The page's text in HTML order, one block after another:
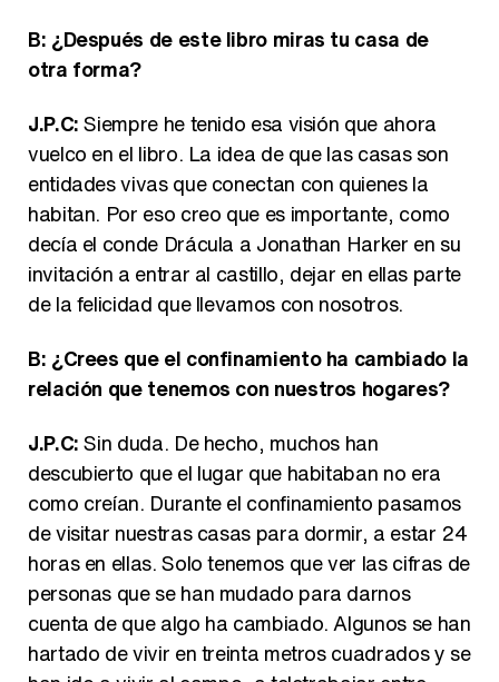
B: ¿Después de este libro miras tu casa de
otra forma?
J.P.C:Siempre he tenido esa visión que ahora
vuelco en el libro. La idea de que las casas son
entidades vivas que conectan con quienes la
habitan. Por eso creo que es importante, como
decía el conde Drácula a Jonathan Harker en su
invitación a entrar al castillo, dejar en ellas parte
de la felicidad que llevamos con nosotros.
B: ¿Crees que el confinamiento ha cambiado la
relación que tenemos con nuestros hogares?
J.P.C:Sin duda. De hecho, muchos han
descubierto que el lugar que habitaban no era
como creían. Durante el confinamiento pasamos
de visitar nuestras casas para dormir, a estar 24
horas en ellas. Solo tenemos que ver las cifras de
personas que se han mudado para darnos
cuenta de que algo ha cambiado. Algunos se han
hartado de vivir en treinta metros cuadrados y se